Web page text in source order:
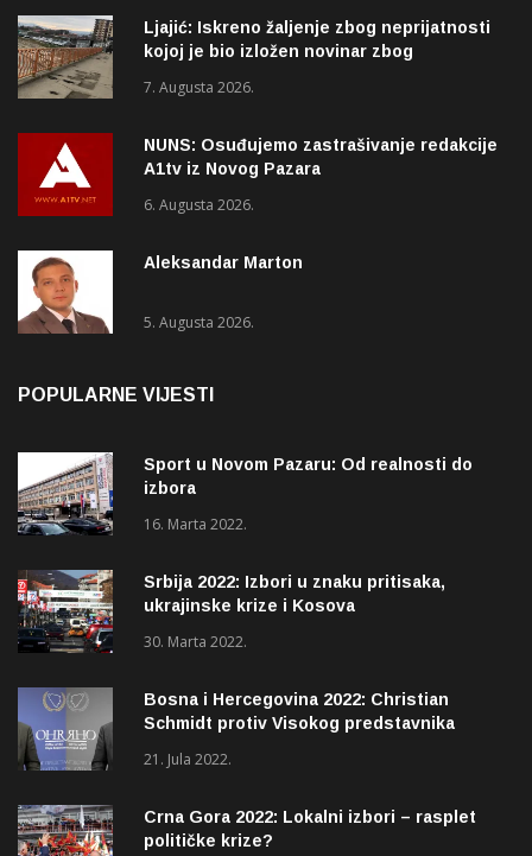
Ljajić: Iskreno žaljenje zbog neprijatnosti
kojoj je bio izložen novinar zbog
7. Augusta 2026.
NUNS: Osuđujemo zastrašivanje redakcije
A1tv iz Novog Pazara
6. Augusta 2026.
Aleksandar Marton
5. Augusta 2026.
POPULARNE VIJESTI
Sport u Novom Pazaru: Od realnosti do
izbora
16. Marta 2022.
Srbija 2022: Izbori u znaku pritisaka,
ukrajinske krize i Kosova
30. Marta 2022.
Bosna i Hercegovina 2022: Christian
Schmidt protiv Visokog predstavnika
21. Jula 2022.
Crna Gora 2022: Lokalni izbori – rasplet
političke krize?